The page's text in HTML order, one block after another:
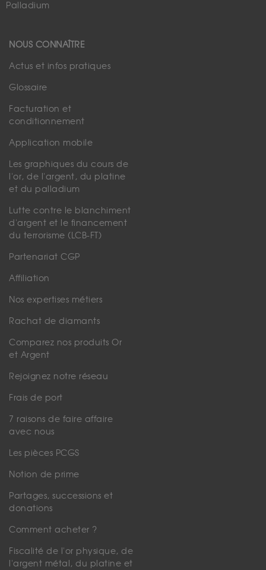
Palladium
NOUS CONNAÎTRE
Actus et infos pratiques
Glossaire
Facturation et
conditionnement
Application mobile
Les graphiques du cours de
l'or, de l'argent, du platine
et du palladium
Lutte contre le blanchiment
d'argent et le financement
du terrorisme (LCB-FT)
Partenariat CGP
Affiliation
Nos expertises métiers
Rachat de diamants
Comparez nos produits Or
et Argent
Rejoignez notre réseau
Frais de port
7 raisons de faire affaire
avec nous
Les pièces PCGS
Notion de prime
Partages, successions et
donations
Comment acheter ?
Fiscalité de l'or physique, de
l'argent métal, du platine et